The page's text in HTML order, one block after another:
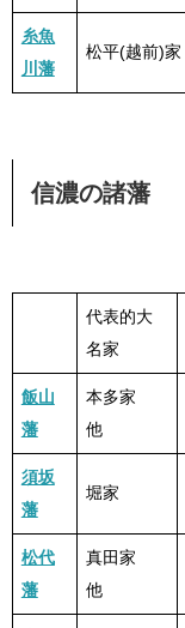
糸魚
川藩
松平(越前)家
信濃の諸藩
代表的大
名家
飯山
藩
本多家
他
須坂
藩
堀家
松代
藩
真田家
他